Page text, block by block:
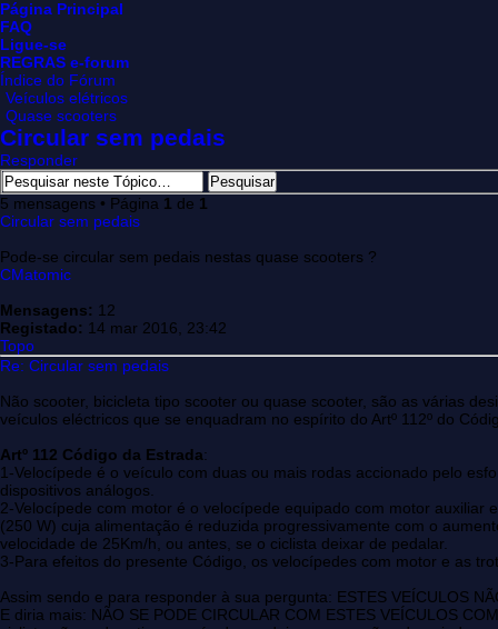
Página Principal
FAQ
Ligue-se
REGRAS e-forum
Índice do Fórum
Veículos elétricos
Quase scooters
Circular sem pedais
Responder
5 mensagens • Página 1 de 1
Circular sem pedais
Pode-se circular sem pedais nestas quase scooters ?
CMatomic
Mensagens: 12
Registado: 14 mar 2016, 23:42
Topo
Re: Circular sem pedais
Não scooter, bicicleta tipo scooter ou quase scooter, são as várias
veículos eléctricos que se enquadram no espírito do Artº 112º do
Artº 112 Código da Estrada:
1-Velocípede é o veículo com duas ou mais rodas accionado pelo
dispositivos análogos.
2-Velocípede com motor é o velocípede equipado com motor auxiliar
(250 W) cuja alimentação é reduzida progressivamente com o
velocidade de 25Km/h, ou antes, se o ciclista deixar de pedalar.
3-Para efeitos do presente Código, os velocípedes com motor e as
Assim sendo e para responder à sua pergunta: ESTES VEÍCULOS
E diria mais: NÃO SE PODE CIRCULAR COM ESTES VEÍCULOS